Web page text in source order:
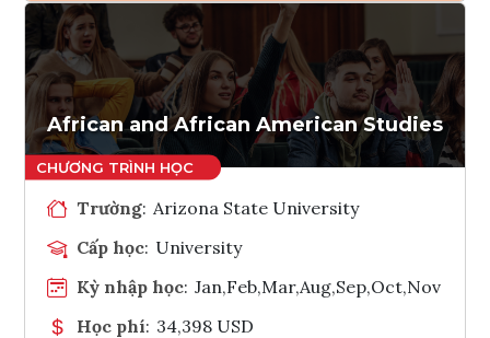
Ghi danh
Tham vấn Interlink
African and African American Studies
Trường: Arizona State University
Cấp học: University
Kỳ nhập học: Jan,Feb,Mar,Aug,Sep,Oct,Nov
Học phí: 34,398 USD